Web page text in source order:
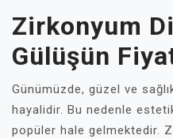
Zirkonyum
Gülüşün
Günümüzde, güzel ve
hayalidir. Bu nedenle
popüler hale gelmektedir.